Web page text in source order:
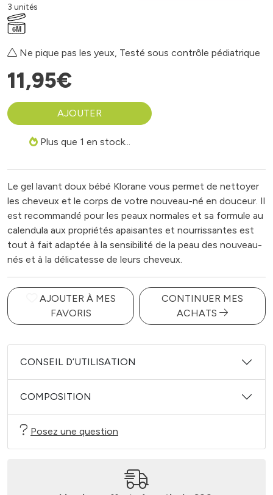
3 unités
6M
Ne pique pas les yeux, Testé sous contrôle pédiatrique
11,95€
AJOUTER
Plus que 1 en stock...
Le gel lavant doux bébé Klorane vous permet de nettoyer
les cheveux et le corps de votre nouveau-né en douceur. Il
est recommandé pour les peaux normales et sa formule au
calendula aux propriétés apaisantes et nourrissantes est
tout à fait adaptée à la sensibilité de la peau des nouveau-
nés et à la délicatesse de leurs cheveux.
AJOUTER À MES
FAVORIS
CONTINUER MES
ACHATS
CONSEIL D’UTILISATION
COMPOSITION
Posez une question